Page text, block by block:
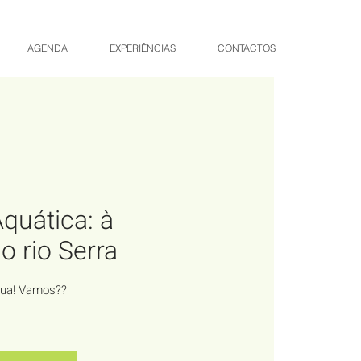
AGENDA EXPERIÊNCIAS CONTACTOS
à
rio Serra
Vamos??